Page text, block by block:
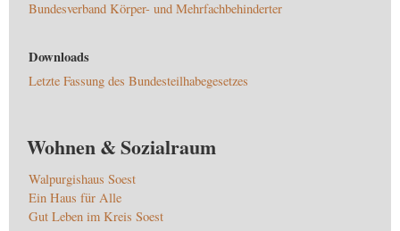
Bundesverband Körper- und Mehrfachbehinderter
Downloads
Letzte Fassung des Bundesteilhabegesetzes
Wohnen & Sozialraum
Walpurgishaus Soest
Ein Haus für Alle
Gut Leben im Kreis Soest